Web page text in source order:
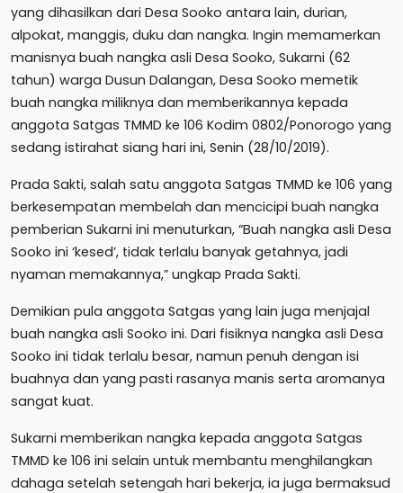
yang dihasilkan dari Desa Sooko antara lain, durian,
alpokat, manggis, duku dan nangka. Ingin memamerkan
manisnya buah nangka asli Desa Sooko, Sukarni (62
tahun) warga Dusun Dalangan, Desa Sooko memetik
buah nangka miliknya dan memberikannya kepada
anggota Satgas TMMD ke 106 Kodim 0802/Ponorogo yang
sedang istirahat siang hari ini, Senin (28/10/2019).
Prada Sakti, salah satu anggota Satgas TMMD ke 106 yang
berkesempatan membelah dan mencicipi buah nangka
pemberian Sukarni ini menuturkan, “Buah nangka asli Desa
Sooko ini ‘kesed’, tidak terlalu banyak getahnya, jadi
nyaman memakannya,” ungkap Prada Sakti.
Demikian pula anggota Satgas yang lain juga menjajal
buah nangka asli Sooko ini. Dari fisiknya nangka asli Desa
Sooko ini tidak terlalu besar, namun penuh dengan isi
buahnya dan yang pasti rasanya manis serta aromanya
sangat kuat.
Sukarni memberikan nangka kepada anggota Satgas
TMMD ke 106 ini selain untuk membantu menghilangkan
dahaga setelah setengah hari bekerja, ia juga bermaksud